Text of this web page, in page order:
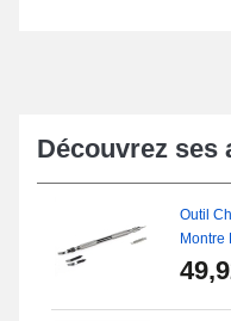
Découvrez ses
Outil
Montre